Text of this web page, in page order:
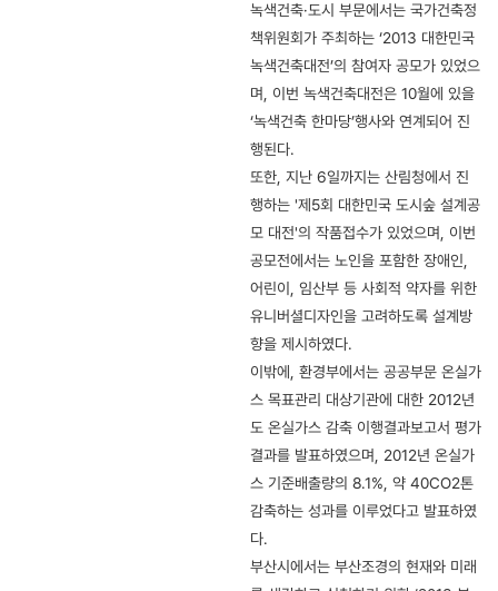
녹색건축·도시 부문에서는 국가건축정
책위원회가 주최하는 ‘2013 대한민국
녹색건축대전’의 참여자 공모가 있었으
며, 이번 녹색건축대전은 10월에 있을
‘녹색건축 한마당’행사와 연계되어 진
행된다.
또한, 지난 6일까지는 산림청에서 진
행하는 '제5회 대한민국 도시숲 설계공
모 대전'의 작품접수가 있었으며, 이번
공모전에서는 노인을 포함한 장애인,
어린이, 임산부 등 사회적 약자를 위한
유니버셜디자인을 고려하도록 설계방
향을 제시하였다.
이밖에, 환경부에서는 공공부문 온실가
스 목표관리 대상기관에 대한 2012년
도 온실가스 감축 이행결과보고서 평가
결과를 발표하였으며, 2012년 온실가
스 기준배출량의 8.1%, 약 40CO2톤
감축하는 성과를 이루었다고 발표하였
다.
부산시에서는 부산조경의 현재와 미래